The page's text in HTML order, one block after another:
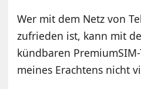
Wer mit dem Netz von
zufrieden ist, kann mit
kündbaren
meines Erachtens nicht